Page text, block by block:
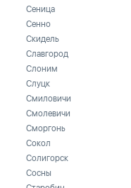
Сеница
Сенно
Скидель
Славгород
Слоним
Слуцк
Смиловичи
Смолевичи
Сморгонь
Сокол
Солигорск
Сосны